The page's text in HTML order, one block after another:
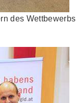
des Wettbewerbs